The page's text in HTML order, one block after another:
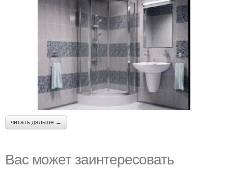
читать дальше →
Вас может заинтересовать